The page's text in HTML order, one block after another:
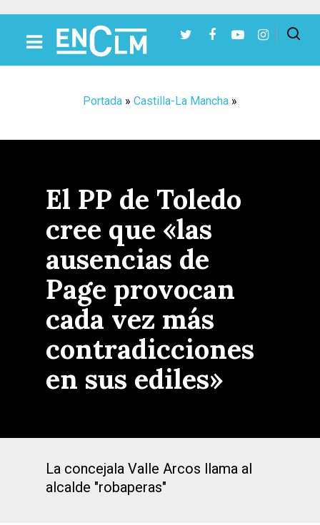
Portada » Castilla-La Mancha »
El PP de Toledo
cree que «las
ausencias de
Page provocan
cada vez más
contradicciones
en sus ediles»
La concejala Valle Arcos llama al
alcalde "robaperas"